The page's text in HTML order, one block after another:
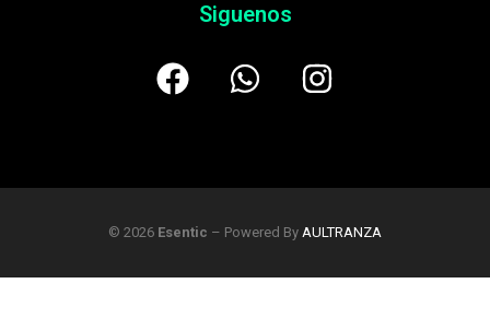
Siguenos
© 2026 Esentic – Powered By AULTRANZA